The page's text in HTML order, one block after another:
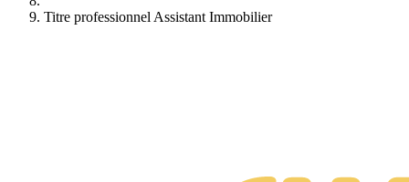
Transparence
Titre professionnel Assistant Immobilier